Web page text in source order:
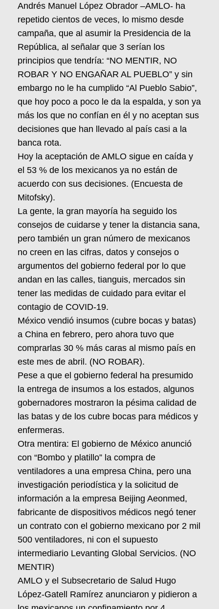
Andrés Manuel López Obrador –AMLO- ha
repetido cientos de veces, lo mismo desde
campaña, que al asumir la Presidencia de la
República, al señalar que 3 serían los
principios que tendría: “NO MENTIR, NO
ROBAR Y NO ENGAÑAR AL PUEBLO” y sin
embargo no le ha cumplido “Al Pueblo Sabio”,
que hoy poco a poco le da la espalda, y son ya
más los que no confían en él y no aceptan sus
decisiones que han llevado al país casi a la
banca rota.
Hoy la aceptación de AMLO sigue en caída y
el 53 % de los mexicanos ya no están de
acuerdo con sus decisiones. (Encuesta de
Mitofsky).
La gente, la gran mayoría ha seguido los
consejos de cuidarse y tener la distancia sana,
pero también un gran número de mexicanos
no creen en las cifras, datos y consejos o
argumentos del gobierno federal por lo que
andan en las calles, tianguis, mercados sin
tener las medidas de cuidado para evitar el
contagio de COVID-19.
México vendió insumos (cubre bocas y batas)
a China en febrero, pero ahora tuvo que
comprarlas 30 % más caras al mismo país en
este mes de abril. (NO ROBAR).
Pese a que el gobierno federal ha presumido
la entrega de insumos a los estados, algunos
gobernadores mostraron la pésima calidad de
las batas y de los cubre bocas para médicos y
enfermeras.
Otra mentira: El gobierno de México anunció
con “Bombo y platillo” la compra de
ventiladores a una empresa China, pero una
investigación periodística y la solicitud de
información a la empresa Beijing Aeonmed,
fabricante de dispositivos médicos negó tener
un contrato con el gobierno mexicano por 2 mil
500 ventiladores, ni con el supuesto
intermediario Levanting Global Servicios. (NO
MENTIR)
AMLO y el Subsecretario de Salud Hugo
López-Gatell Ramírez anunciaron y pidieron a